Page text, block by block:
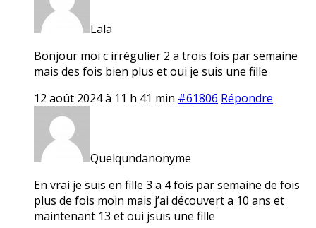
Lala
Bonjour moi c irrégulier 2 a trois fois par semaine
mais des fois bien plus et oui je suis une fille
12 août 2024 à 11 h 41 min #61806 Répondre
Quelqundanonyme
En vrai je suis en fille 3 a 4 fois par semaine de fois
plus de fois moin mais j’ai découvert a 10 ans et
maintenant 13 et oui jsuis une fille